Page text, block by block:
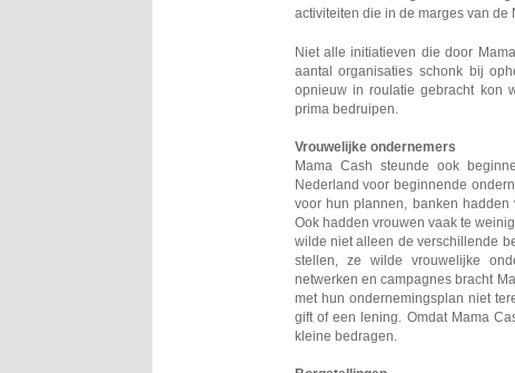
activiteiten die in de marges van de
Niet alle initiatieven die door
aantal organisaties schonk bij
opnieuw in roulatie gebracht kon
prima bedruipen.
Vrouwelijke ondernemers
Mama Cash steunde ook
Nederland voor beginnende
voor hun plannen, banken hadden
Ook hadden vrouwen vaak te
wilde niet alleen de verschillende
stellen, ze wilde vrouwelijke
netwerken en campagnes bracht
met hun ondernemingsplan niet
gift of een lening. Omdat Mama
kleine bedragen.